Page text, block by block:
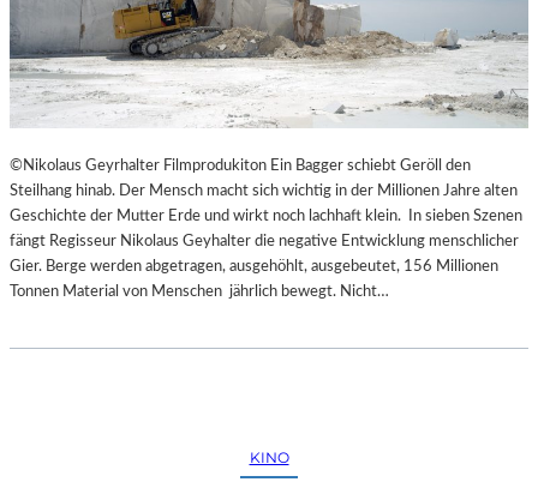
©Nikolaus Geyrhalter Filmprodukiton Ein Bagger schiebt Geröll den
Steilhang hinab. Der Mensch macht sich wichtig in der Millionen Jahre alten
Geschichte der Mutter Erde und wirkt noch lachhaft klein. In sieben Szenen
fängt Regisseur Nikolaus Geyhalter die negative Entwicklung menschlicher
Gier. Berge werden abgetragen, ausgehöhlt, ausgebeutet, 156 Millionen
Tonnen Material von Menschen jährlich bewegt. Nicht…
KINO